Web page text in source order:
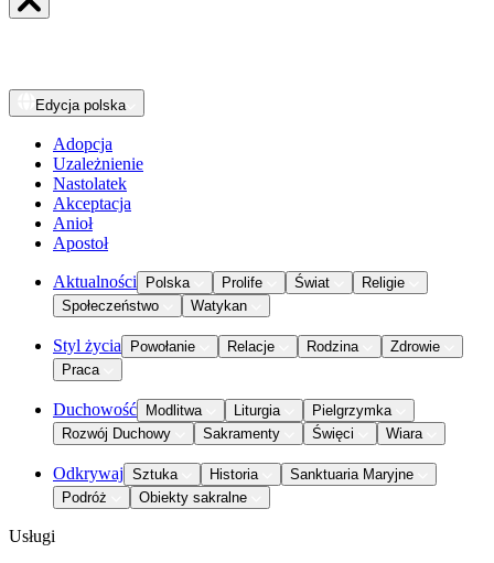
Edycja polska
Adopcja
Uzależnienie
Nastolatek
Akceptacja
Anioł
Apostoł
Aktualności Polska Prolife Świat
Religie
Społeczeństwo
Watykan
Styl życia Powołanie Relacje Rodzina
Zdrowie
Praca
Duchowość Modlitwa Liturgia
Pielgrzymka
Rozwój Duchowy
Sakramenty Święci Wiara
Odkrywaj Sztuka Historia
Sanktuaria Maryjne
Podróż
Obiekty sakralne
Usługi